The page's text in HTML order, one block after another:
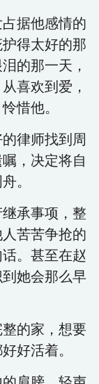
据他感情的
得太好的那
的那一天，
喜欢到爱，
惜他。
律师找到周
，决定将自
。
承事项，整
苦苦争抢的
。甚至在赵
她会那么早
的家，想要
好活着。